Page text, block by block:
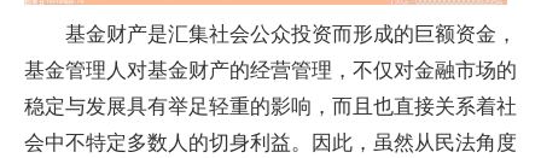
基金财产是汇集社会公众投资而形成的巨额资金，
基金管理人对基金财产的经营管理，不仅对金融市场的
稳定与发展具有举足轻重的影响，而且也直接关系着社
会中不特定多数人的切身利益。因此，虽然从民法角度